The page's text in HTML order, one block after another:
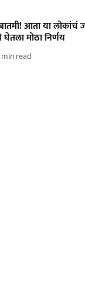
आता या लोकांचं
घेतला मोठा निर्णय
min read